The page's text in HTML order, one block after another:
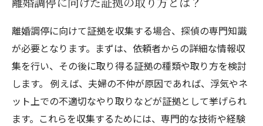
離婚調停に向けて証拠を収集する場合、探偵の専門知識
が必要となります。まずは、依頼者からの詳細な情報収
集を行い、その後に取り得る証拠の種類や取り方を検討
します。 例えば、夫婦の不仲が原因であれば、浮気やネ
ット上での不適切なやり取りなどが証拠として挙げられ
ます。これらを収集するためには、専門的な技術や経験